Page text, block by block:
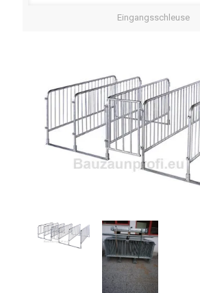
Eingangsschleuse